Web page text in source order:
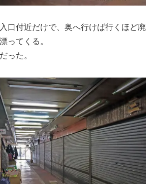
口付近だけで、奥へ行けば行くほど廃
ってくる。
った。